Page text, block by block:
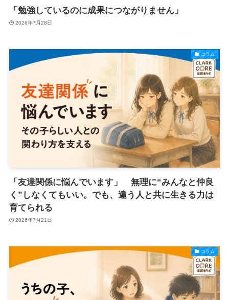
「勉強しているのに成果につながりません」
2026年7月28日
コラム
「友達関係に悩んでいます」 無理に“みんなと仲良
く”しなくてもいい。でも、違う人と共に生きる力は
育てられる
2026年7月21日
コラム